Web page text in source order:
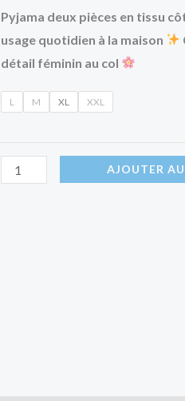
3.500 د.ج.
Pyjama deux pièces en tissu
usage quotidien à la maison
détail féminin au col
L M XL XXL
AJOUTER